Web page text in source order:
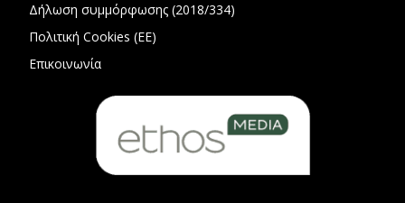
Δήλωση συμμόρφωσης (2018/334)
Πολιτική Cookies (ΕΕ)
Επικοινωνία